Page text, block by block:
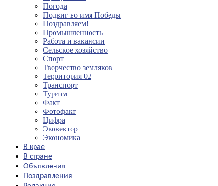
Погода
Подвиг во имя Победы
Поздравляем!
Промышленность
Работа и вакансии
Сельское хозяйство
Спорт
Творчество земляков
Территория 02
Транспорт
Туризм
Факт
Фотофакт
Цифра
Эковектор
Экономика
В крае
В стране
Объявления
Поздравления